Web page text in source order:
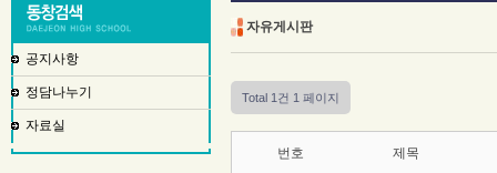
공지사항
정담나누기
자료실
자유게시판
Total 1건 1 페이지
번호 제목